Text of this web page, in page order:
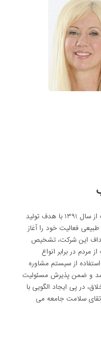
شرکت تحقیقاتی پارسی طب از سال ۱۳۹۱ با هدف تولید
فعالیت خود را آغاز
این شرکت، تشخیص
در برابر انواع
از سیستم مشاوره
و ضمن پذیرش مسئولیت
در پی ایجاد الگویی با
سلامت جامعه می